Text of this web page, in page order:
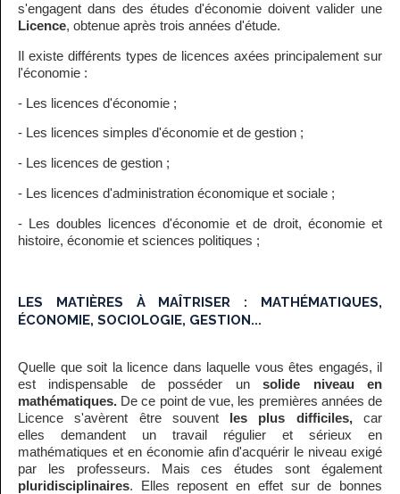
s'engagent dans des études d'économie doivent valider une
Licence, obtenue après trois années d'étude.
Il existe différents types de licences axées principalement sur
l'économie :
- Les licences d'économie ;
- Les licences simples d'économie et de gestion ;
- Les licences de gestion ;
- Les licences d'administration économique et sociale ;
- Les doubles licences d'économie et de droit, économie et
histoire, économie et sciences politiques ;
LES MATIÈRES À MAÎTRISER : MATHÉMATIQUES,
ÉCONOMIE, SOCIOLOGIE, GESTION...
Quelle que soit la licence dans laquelle vous êtes engagés, il
est indispensable de posséder unsolide niveau en
mathématiques. De ce point de vue, les premières années de
Licence s'avèrent être souvent
les plus difficiles,car
elles
demandent un travail régulier et sérieux en
mathématiques et en économie afin d'acquérir le niveau exigé
par les professeurs. Mais ces études sont également
pluridisciplinaires. Elles reposent en effet sur de bonnes